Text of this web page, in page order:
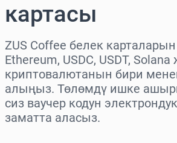
картасы
ZUS Coffee белек
Ethereum, USDC, USDT,
криптовалютанын бири
алыңыз. Төлөмдү ишке
сиз ваучер кодун
заматта аласыз.